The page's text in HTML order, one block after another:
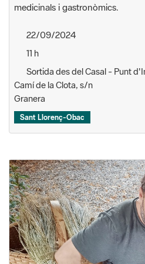
medicinals i gastronòmics.
22/09/2024
11 h
Sortida des del Casal - Punt
Camí de la Clota, s/n
Granera
Sant Llorenç-Obac